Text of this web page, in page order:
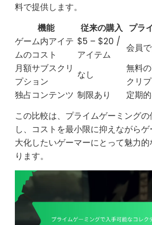
料で提供します。
機能
従来の購入 プラ
ゲーム内アイテ
ムのコスト
$5 – $20 /
アイテム
会員
月額サブスクリ
プション
なし
無料
クリ
独占コンテンツ 制限あり
定期
この比較は、プライムゲーミング
し、コストを最小限に抑えながら
大化したいゲーマーにとって魅力
ります。